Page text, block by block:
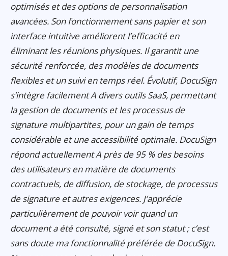
optimisés et des options de personnalisation
avancées. Son fonctionnement sans papier et son
interface intuitive améliorent l’efficacité en
éliminant les réunions physiques. Il garantit une
sécurité renforcée, des modèles de documents
flexibles et un suivi en temps réel. Évolutif, DocuSign
s’intègre facilement A divers outils SaaS, permettant
la gestion de documents et les processus de
signature multipartites, pour un gain de temps
considérable et une accessibilité optimale. DocuSign
répond actuellement A près de 95 % des besoins
des utilisateurs en matière de documents
contractuels, de diffusion, de stockage, de processus
de signature et autres exigences. J’apprécie
particulièrement de pouvoir voir quand un
document a été consulté, signé et son statut ; c’est
sans doute ma fonctionnalité préférée de DocuSign.